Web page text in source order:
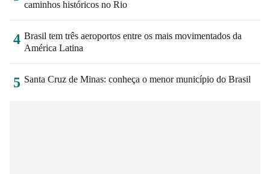
caminhos históricos no Rio
4 Brasil tem três aeroportos entre os mais movimentados da
América Latina
5 Santa Cruz de Minas: conheça o menor município do Brasil